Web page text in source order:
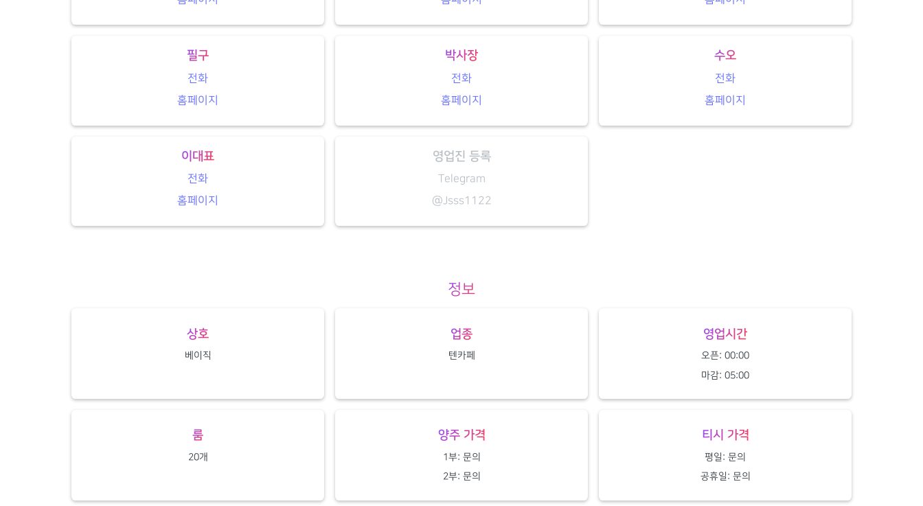
필구
전화
홈페이지
박사장
전화
홈페이지
수오
전화
홈페이지
이대표
전화
홈페이지
영업진 등록
Telegram
@Jsss1122
정보
상호
베이직
업종
텐카페
영업시간
오픈: 00:00
마감: 05:00
룸
20개
양주 가격
1부: 문의
2부: 문의
티시 가격
평일: 문의
공휴일: 문의